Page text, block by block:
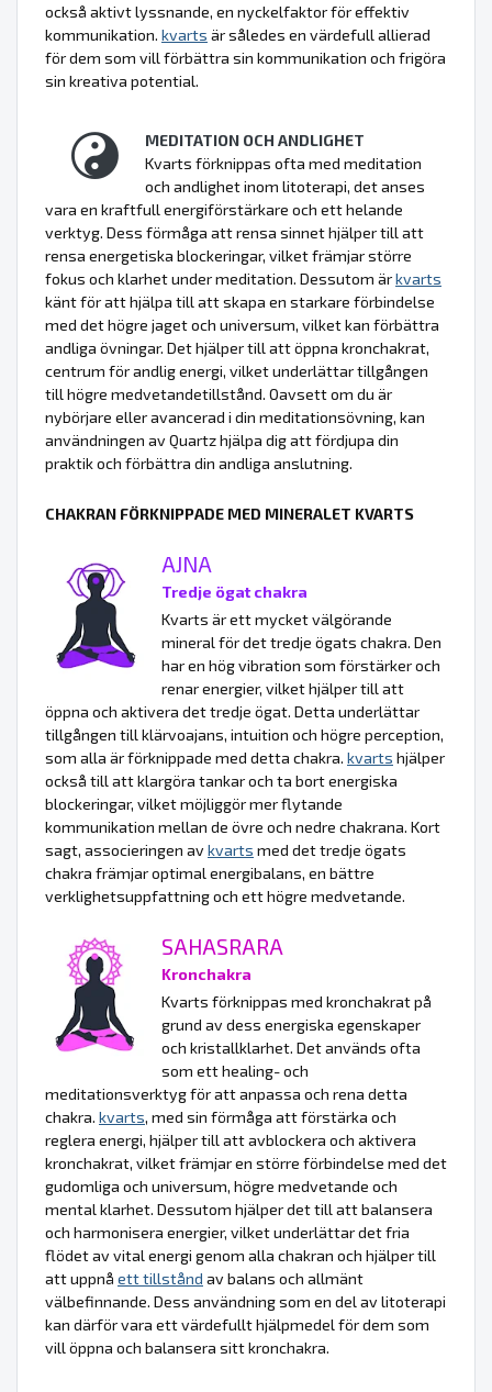
också aktivt lyssnande, en nyckelfaktor för effektiv
kommunikation. kvarts är således en värdefull allierad
för dem som vill förbättra sin kommunikation och frigöra
sin kreativa potential.
MEDITATION OCH ANDLIGHET
Kvarts förknippas ofta med meditation
och andlighet inom litoterapi, det anses
vara en kraftfull energiförstärkare och ett helande
verktyg. Dess förmåga att rensa sinnet hjälper till att
rensa energetiska blockeringar, vilket främjar större
fokus och klarhet under meditation. Dessutom ärkvarts
känt för att hjälpa till att skapa en starkare förbindelse
med det högre jaget och universum, vilket kan förbättra
andliga övningar. Det hjälper till att öppna kronchakrat,
centrum för andlig energi, vilket underlättar tillgången
till högre medvetandetillstånd. Oavsett om du är
nybörjare eller avancerad i din meditationsövning, kan
användningen av Quartz hjälpa dig att fördjupa din
praktik och förbättra din andliga anslutning.
CHAKRAN FÖRKNIPPADE MED MINERALET KVARTS
AJNA
Tredje ögat chakra
Kvarts är ett mycket välgörande
mineral för det tredje ögats chakra. Den
har en hög vibration som förstärker och
renar energier, vilket hjälper till att
öppna och aktivera det tredje ögat. Detta underlättar
tillgången till klärvoajans, intuition och högre perception,
som alla är förknippade med detta chakra. kvarts hjälper
också till att klargöra tankar och ta bort energiska
blockeringar, vilket möjliggör mer flytande
kommunikation mellan de övre och nedre chakrana. Kort
sagt, associeringen avkvarts med det tredje ögats
chakra främjar optimal energibalans, en bättre
verklighetsuppfattning och ett högre medvetande.
SAHASRARA
Kronchakra
Kvarts förknippas med kronchakrat på
grund av dess energiska egenskaper
och kristallklarhet. Det används ofta
som ett healing- och
meditationsverktyg för att anpassa och rena detta
chakra. kvarts, med sin förmåga att förstärka och
reglera energi, hjälper till att avblockera och aktivera
kronchakrat, vilket främjar en större förbindelse med det
gudomliga och universum, högre medvetande och
mental klarhet. Dessutom hjälper det till att balansera
och harmonisera energier, vilket underlättar det fria
flödet av vital energi genom alla chakran och hjälper till
att uppnå ett tillstånd av balans och allmänt
välbefinnande. Dess användning som en del av litoterapi
kan därför vara ett värdefullt hjälpmedel för dem som
vill öppna och balansera sitt kronchakra.